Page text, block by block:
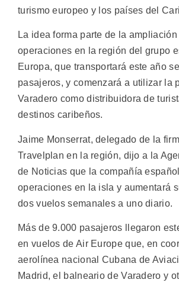
turismo europeo y los países del
La idea forma parte de la
operaciones en la región del grupo
Europa, que transportará este año
pasajeros, y comenzará a utilizar la
Varadero como distribuidora de
destinos caribeños.
Jaime Monserrat, delegado de la
Travelplan en la región, dijo a la
de Noticias que la compañía
operaciones en la isla y aumentará
dos vuelos semanales a uno diario.
Más de 9.000 pasajeros llegaron
en vuelos de Air Europe que, en
aerolínea nacional Cubana de
Madrid, el balneario de Varadero y